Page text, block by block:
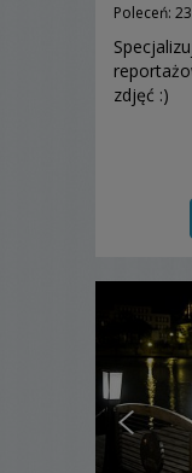
Poleceń: 23
zdjęć :)